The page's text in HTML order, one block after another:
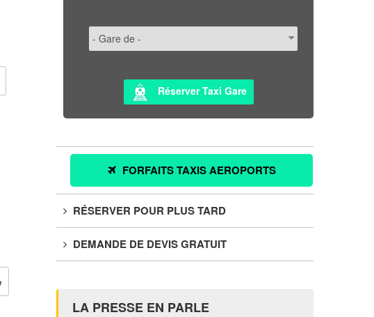
Réserver Taxi Gare
FORFAITS TAXIS AEROPORTS
RÉSERVER POUR PLUS TARD
DEMANDE DE DEVIS GRATUIT
LA PRESSE EN PARLE